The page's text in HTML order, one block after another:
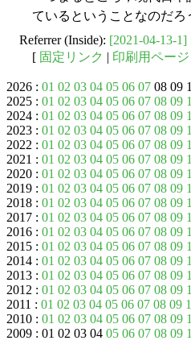
ているということなのだろ
Referrer (Inside): [2021-04-13-1]
[ 固定リンク | 印刷用ページ
2026 : 01 02 03 04 05 06 07 08 09
2025 : 01 02 03 04 05 06 07 08 09
2024 : 01 02 03 04 05 06 07 08 09
2023 : 01 02 03 04 05 06 07 08 09
2022 : 01 02 03 04 05 06 07 08 09
2021 : 01 02 03 04 05 06 07 08 09
2020 : 01 02 03 04 05 06 07 08 09
2019 : 01 02 03 04 05 06 07 08 09
2018 : 01 02 03 04 05 06 07 08 09
2017 : 01 02 03 04 05 06 07 08 09
2016 : 01 02 03 04 05 06 07 08 09
2015 : 01 02 03 04 05 06 07 08 09
2014 : 01 02 03 04 05 06 07 08 09
2013 : 01 02 03 04 05 06 07 08 09
2012 : 01 02 03 04 05 06 07 08 09
2011 : 01 02 03 04 05 06 07 08 09
2010 : 01 02 03 04 05 06 07 08 09
2009 : 01 02 03 04 05 06 07 08 09